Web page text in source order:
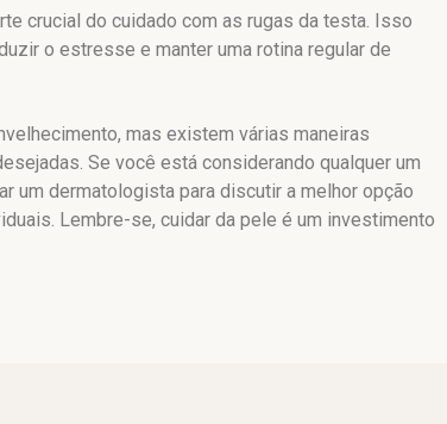
crucial do cuidado com as rugas da testa. Isso
o estresse e manter uma rotina regular de
mas existem várias maneiras
Se você está considerando qualquer um
um dermatologista para discutir a melhor opção
Lembre-se, cuidar da pele é um investimento